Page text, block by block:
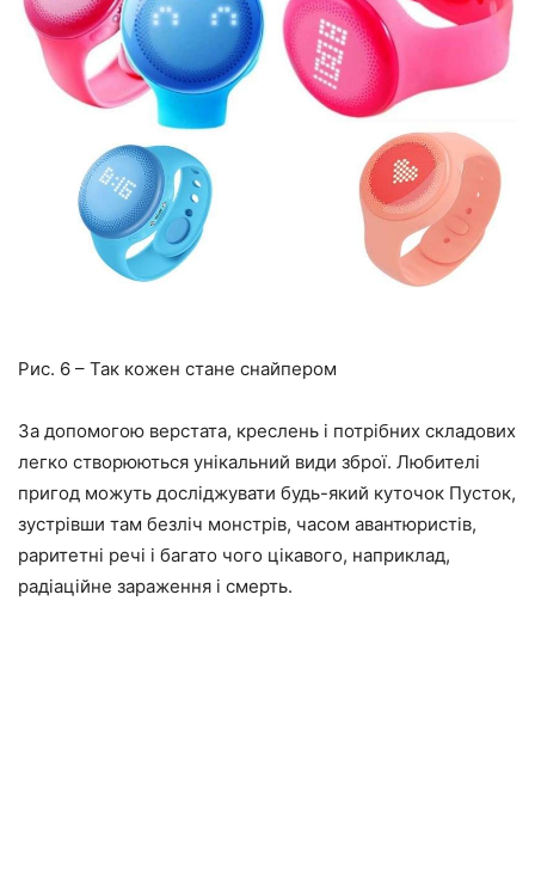
Рис. 6 – Так кожен стане снайпером
За допомогою верстата, креслень і потрібних складових
легко створюються унікальний види зброї. Любителі
пригод можуть досліджувати будь-який куточок Пусток,
зустрівши там безліч монстрів, часом авантюристів,
раритетні речі і багато чого цікавого, наприклад,
радіаційне зараження і смерть.